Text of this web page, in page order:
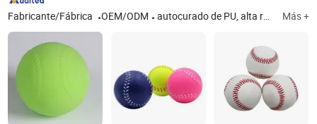
Fabricante/Fábrica OEM/ODM autocurado de PU, alta resiliencia de PU, rebote lento de PU, espuma dura de imitación de madera de PU Más +